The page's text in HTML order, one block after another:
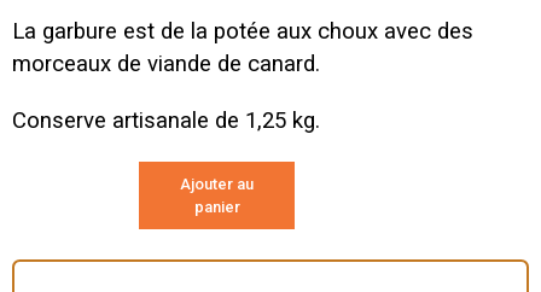
La garbure est de la potée aux choux avec des
morceaux de viande de canard.
Conserve artisanale de 1,25 kg.
Ajouter au
panier